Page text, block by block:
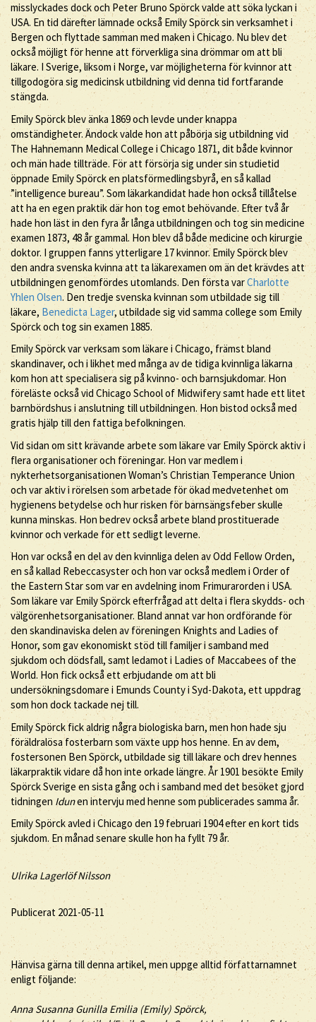
misslyckades dock och Peter Bruno Spörck valde att söka lyckan i
USA. En tid därefter lämnade också Emily Spörck sin verksamhet i
Bergen och flyttade samman med maken i Chicago. Nu blev det
också möjligt för henne att förverkliga sina drömmar om att bli
läkare. I Sverige, liksom i Norge, var möjligheterna för kvinnor att
tillgodogöra sig medicinsk utbildning vid denna tid fortfarande
stängda.
Emily Spörck blev änka 1869 och levde under knappa
omständigheter. Ändock valde hon att påbörja sig utbildning vid
The Hahnemann Medical College i Chicago 1871, dit både kvinnor
och män hade tillträde. För att försörja sig under sin studietid
öppnade Emily Spörck en platsförmedlingsbyrå, en så kallad
”intelligence bureau”. Som läkarkandidat hade hon också tillåtelse
att ha en egen praktik där hon tog emot behövande. Efter två år
hade hon läst in den fyra år långa utbildningen och tog sin medicine
examen 1873, 48 år gammal. Hon blev då både medicine och kirurgie
doktor. I gruppen fanns ytterligare 17 kvinnor. Emily Spörck blev
den andra svenska kvinna att ta läkarexamen om än det krävdes att
utbildningen genomfördes utomlands. Den första varCharlotte
Yhlen Olsen. Den tredje svenska kvinnan som utbildade sig till
läkare, Benedicta Lager, utbildade sig vid samma college som Emily
Spörck och tog sin examen 1885.
Emily Spörck var verksam som läkare i Chicago, främst bland
skandinaver, och i likhet med många av de tidiga kvinnliga läkarna
kom hon att specialisera sig på kvinno- och barnsjukdomar. Hon
föreläste också vid Chicago School of Midwifery samt hade ett litet
barnbördshus i anslutning till utbildningen. Hon bistod också med
gratis hjälp till den fattiga befolkningen.
Vid sidan om sitt krävande arbete som läkare var Emily Spörck aktiv i
flera organisationer och föreningar. Hon var medlem i
nykterhetsorganisationen Woman’s Christian Temperance Union
och var aktiv i rörelsen som arbetade för ökad medvetenhet om
hygienens betydelse och hur risken för barnsängsfeber skulle
kunna minskas. Hon bedrev också arbete bland prostituerade
kvinnor och verkade för ett sedligt leverne.
Hon var också en del av den kvinnliga delen av Odd Fellow Orden,
en så kallad Rebeccasyster och hon var också medlem i Order of
the Eastern Star som var en avdelning inom Frimurarorden i USA.
Som läkare var Emily Spörck efterfrågad att delta i flera skydds- och
välgörenhetsorganisationer. Bland annat var hon ordförande för
den skandinaviska delen av föreningen Knights and Ladies of
Honor, som gav ekonomiskt stöd till familjer i samband med
sjukdom och dödsfall, samt ledamot i Ladies of Maccabees of the
World. Hon fick också ett erbjudande om att bli
undersökningsdomare i Emunds County i Syd-Dakota, ett uppdrag
som hon dock tackade nej till.
Emily Spörck fick aldrig några biologiska barn, men hon hade sju
föräldralösa fosterbarn som växte upp hos henne. En av dem,
fostersonen Ben Spörck, utbildade sig till läkare och drev hennes
läkarpraktik vidare då hon inte orkade längre. År 1901 besökte Emily
Spörck Sverige en sista gång och i samband med det besöket gjord
tidningen Idunen intervju med henne som publicerades samma år.
Emily Spörck avled i Chicago den 19 februari 1904 efter en kort tids
sjukdom. En månad senare skulle hon ha fyllt 79 år.
Ulrika Lagerlöf Nilsson
Publicerat 2021-05-11
Hänvisa gärna till denna artikel, men uppge alltid författarnamnet
enligt följande:
Anna Susanna Gunilla Emilia (Emily) Spörck,